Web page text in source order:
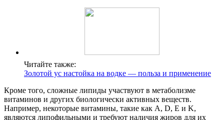
Читайте также:
Золотой ус настойка на водке — польза и применение
Кроме того, сложные липиды участвуют в метаболизме
витаминов и других биологически активных веществ.
Например, некоторые витамины, такие как A, D, E и K,
являются липофильными и требуют наличия жиров для их